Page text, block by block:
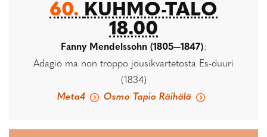
60. KUHMO-TALO
18.00
Fanny Mendelssohn (1805—1847):
Adagio ma non troppo jousikvartetosta Es-duuri
(1834)
Meta4
Osmo Tapio Räihälä